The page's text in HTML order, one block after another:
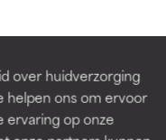
over huidverzorging
helpen ons om ervoor
ervaring op onze
Bewezen
voor de
Bewezen
voor de